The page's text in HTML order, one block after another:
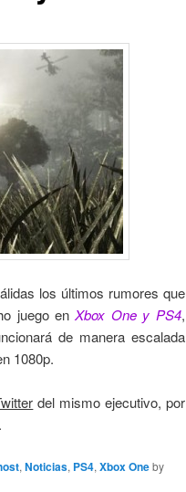
los últimos rumores que
juego enXbox One y PS4,
de manera escalada
1080p.
del mismo ejecutivo, por
,Noticias, PS4,Xbox Oneby